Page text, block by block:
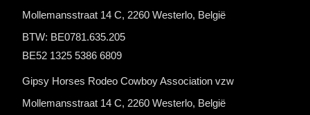
Mollemansstraat 14 C, 2260 Westerlo, België
BTW: BE0781.635.205
BE52 1325 5386 6809
Gipsy Horses Rodeo Cowboy Association vzw
Mollemansstraat 14 C, 2260 Westerlo, België